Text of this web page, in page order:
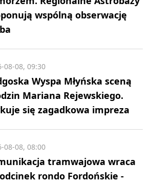
wspólną obserwację
Wyspa Młyńska sceną
Mariana Rejewskiego.
się zagadkowa impreza
08-08, 09:30
tramwajowa wraca
rondo Fordońskie -
08-08, 08:00